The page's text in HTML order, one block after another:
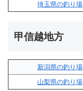
埼玉県の釣り場
甲信越地方
新潟県の釣り場
山梨県の釣り場